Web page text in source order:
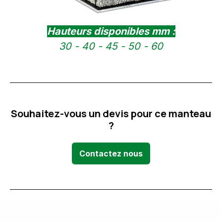
Hauteurs disponibles mm :
30 - 40 - 45 - 50 - 60
Souhaitez-vous un devis pour ce manteau
?
Contactez nous